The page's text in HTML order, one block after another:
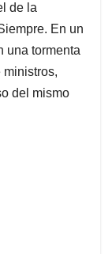
de la
En un
una tormenta
del mismo